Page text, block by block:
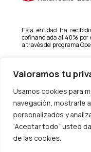
Valoramos tu
Usamos cookies para
navegación, mostrarle
personalizados y
“Aceptar todo” usted
de las cookies.
Esta entidad ha
cofinanciada al 40% por
a través del programa
Esta empresa ha
productiva de personas
economía verde y digital
Next Generation EU con
de España año 2022.